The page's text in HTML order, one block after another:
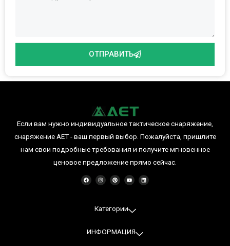
ОТПРАВИТЬ
Если вам нужно индивидуальное тактическое снаряжение,
снаряжение AET - ваш первый выбор. Пожалуйста, пришлите
нам свои подробные требования и получите мгновенное
ценовое предложение прямо сейчас.
F
a
c
I
n
s
r
a
P
i
n
e
s
Y
o
u
L
i
n
Категории
ИНФОРМАЦИЯ